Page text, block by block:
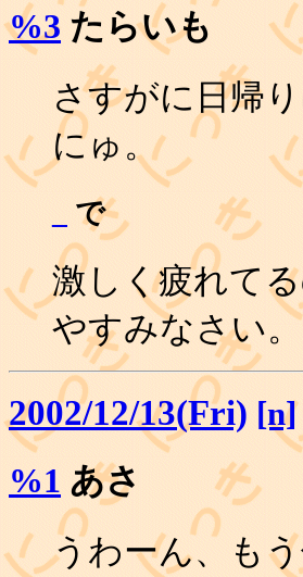
%3 たらいも
さすがに日帰
にゅ。
で
激しく疲れて
やすみなさい。
2002/12/13(Fri) [n]
%1 あさ
うわーん、も